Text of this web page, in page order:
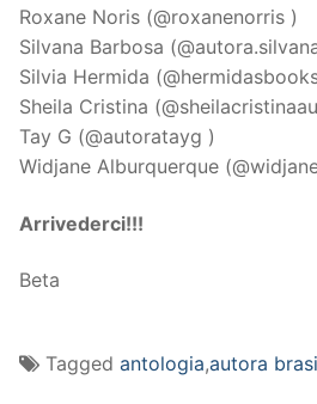
Roxane Noris (@roxanenorris )
Silvana Barbosa
Silvia Hermida
Sheila Cristina
Tay G (@autoratayg )
Widjane Alburquerque
Arrivederci!!!
Beta
Tagged antologia,autora